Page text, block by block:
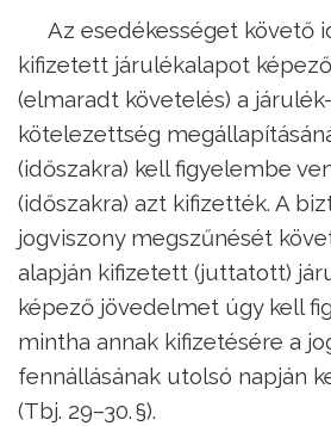
Az esedékességet követő
kifizetett járulékalapot
(elmaradt követelés) a
kötelezettség
(időszakra) kell figyelembe
(időszakra) azt kifizették. A
jogviszony megszűnését
alapján kifizetett (juttatott)
képező jövedelmet úgy kell
mintha annak kifizetésére a
fennállásának utolsó napján
(Tbj. 29–30. §).